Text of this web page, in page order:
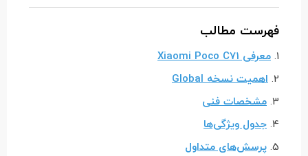
فهرست مطالب
1. معرفی Xiaomi Poco C71
2. اهمیت نسخه Global
3. مشخصات فنی
4. جدول ویژگی‌ها
5. پرسش‌های متداول